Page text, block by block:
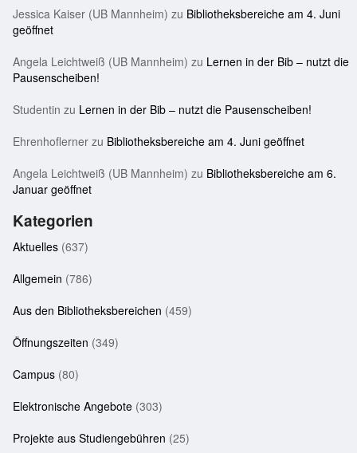
Jessica Kaiser (UB Mannheim) zu Bibliotheksbereiche am 4. Juni
geöffnet
Angela Leichtweiß (UB Mannheim) zu Lernen in der Bib – nutzt die
Pausenscheiben!
Studentin zu Lernen in der Bib – nutzt die Pausenscheiben!
Ehrenhoflerner zu Bibliotheksbereiche am 4. Juni geöffnet
Angela Leichtweiß (UB Mannheim) zu Bibliotheksbereiche am 6.
Januar geöffnet
Kategorien
Aktuelles (637)
Allgemein (786)
Aus den Bibliotheksbereichen (459)
Öffnungszeiten (349)
Campus (80)
Elektronische Angebote (303)
Projekte aus Studiengebühren (25)